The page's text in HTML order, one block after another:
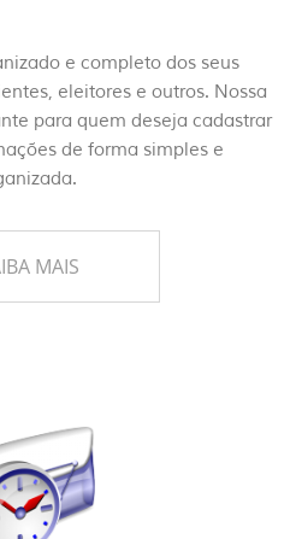
e completo dos seus
eleitores e outros. Nossa
para quem deseja cadastrar
de forma simples e
MAIS